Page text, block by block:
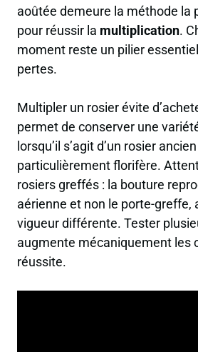
aoûtée demeure la méthode la
pour réussir la multiplication.
moment reste un pilier
pertes.
Multipler un rosier évite
permet de conserver une
lorsqu’il s’agit d’un rosier
particulièrement florifère.
rosiers greffés : la bouture
aérienne et non le porte-greffe,
vigueur différente. Tester
augmente mécaniquement les
réussite.